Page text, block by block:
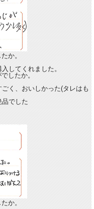
か。
してくれました。
したか。
く、おいしかった(タレはも
品でした
か。